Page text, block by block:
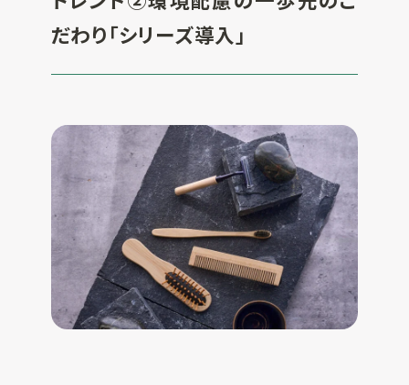
だわり「シリーズ導入」